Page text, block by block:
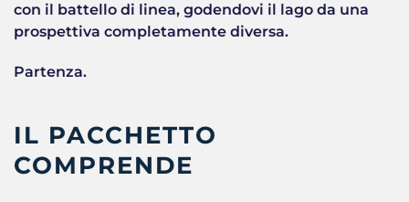
con il battello di linea, godendovi il lago da una
prospettiva completamente diversa.
Partenza.
IL PACCHETTO
COMPRENDE